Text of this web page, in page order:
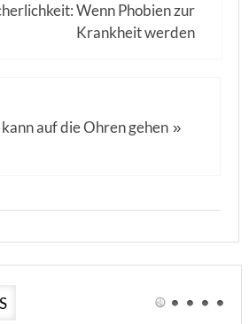
Wenn Phobien zur
Krankheit werden
auf die Ohren gehen »